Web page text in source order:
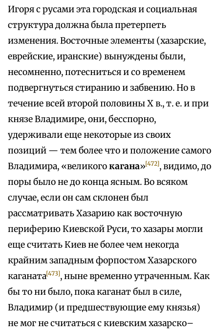
Игоря с русами эта городская и социальная
структура должна была претерпеть
изменения. Восточные элементы (хазарские,
еврейские, иранские) вынуждены были,
несомненно, потесниться и со временем
подвергнуться стиранию и забвению. Но в
течение всей второй половины X в., т. е. и при
князе Владимире, они, бесспорно,
удерживали еще некоторые из своих
позиций — тем более что и положение самого
Владимира, «великогокагана»[472], видимо, до
поры было не до конца ясным. Во всяком
случае, если он сам склонен был
рассматривать Хазарию как восточную
периферию Киевской Руси, то хазары могли
еще считать Киев не более чем некогда
крайним западным форпостом Хазарского
каганата[473], ныне временно утраченным. Как
бы то ни было, пока каганат был в силе,
Владимир (и предшествующие ему князья)
не мог не считаться с киевским хазарско–